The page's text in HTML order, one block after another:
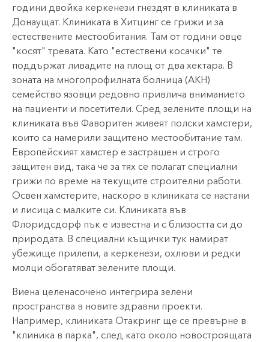
години двойка керкенези гнездят в клиниката в
Донаущат. Клиниката в Хитцинг се грижи и за
естествените местообитания. Там от години овце
"косят" тревата. Като "естествени косачки" те
поддържат ливадите на площ от два хектара. В
зоната на многопрофилната болница (AKH)
семейство язовци редовно привлича вниманието
на пациенти и посетители. Сред зелените площи на
клиниката във Фаворитен живеят полски хамстери,
които са намерили защитено местообитание там.
Европейският хамстер е застрашен и строго
защитен вид, така че за тях се полагат специални
грижи по време на текущите строителни работи.
Освен хамстерите, наскоро в клиниката се настани
и лисица с малките си. Клиниката във
Флоридсдорф пък е известна и с близостта си до
природата. В специални къщички тук намират
убежище прилепи, а керкенези, охлюви и редки
молци обогатяват зелените площи.
Виена целенасочено интегрира зелени
пространства в новите здравни проекти.
Например, клиниката Отакринг ще се превърне в
"клиника в парка", след като около новостроящата